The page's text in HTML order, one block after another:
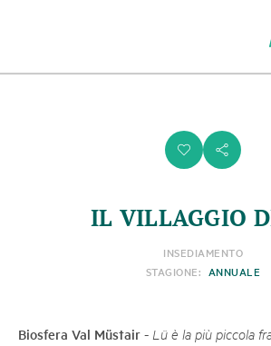
dei
i s
IL VILLAGGIO
INSEDIAMENTO
STAGIONE: ANNUALE
Biosfera Val Müstair - Lü è la più piccola